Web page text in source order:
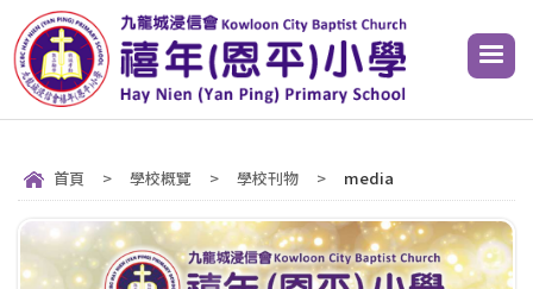
首頁 > 學校概覽 > 學校刊物 > media